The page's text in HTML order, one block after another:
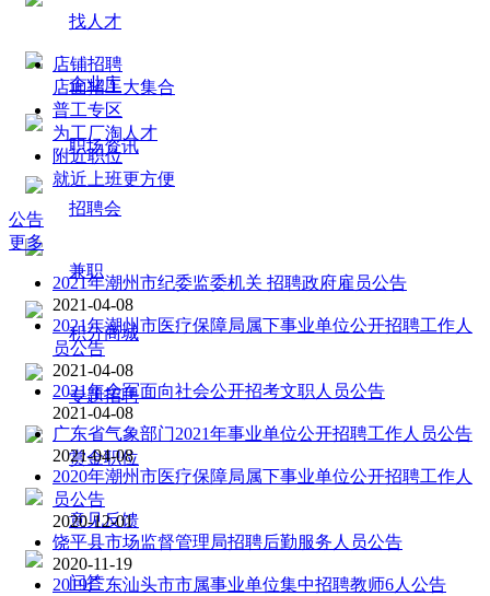
找人才
企业库
职场资讯
招聘会
兼职
积分商城
专题招聘
赏金职位
意见反馈
问答
店铺招聘
店面招工大集合
普工专区
为工厂淘人才
附近职位
就近上班更方便
公告
更多
2021年潮州市纪委监委机关 招聘政府雇员公告
2021-04-08
2021年潮州市医疗保障局属下事业单位公开招聘工作人
员公告
2021-04-08
2021年全军面向社会公开招考文职人员公告
2021-04-08
广东省气象部门2021年事业单位公开招聘工作人员公告
2021-04-08
2020年潮州市医疗保障局属下事业单位公开招聘工作人
员公告
2020-12-01
饶平县市场监督管理局招聘后勤服务人员公告
2020-11-19
2019广东汕头市市属事业单位集中招聘教师6人公告